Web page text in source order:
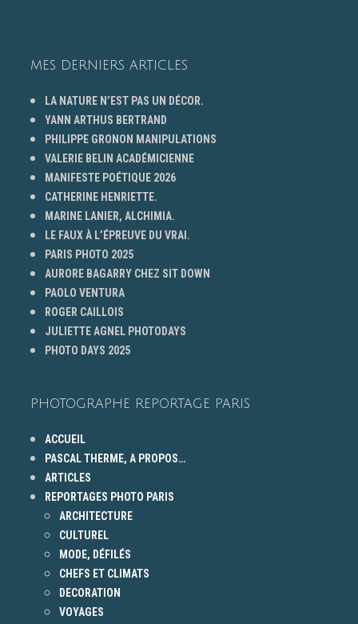
MES DERNIERS ARTICLES
LA NATURE N’EST PAS UN DÉCOR.
YANN ARTHUS BERTRAND
PHILIPPE GRONON MANIPULATIONS
VALERIE BELIN ACADÉMICIENNE
MANIFESTE POÉTIQUE 2026
CATHERINE HENRIETTE.
MARINE LANIER, ALCHIMIA.
LE FAUX À L’ÉPREUVE DU VRAI.
PARIS PHOTO 2025
AURORE BAGARRY CHEZ SIT DOWN
PAOLO VENTURA
ROGER CAILLOIS
JULIETTE AGNEL PHOTODAYS
PHOTO DAYS 2025
PHOTOGRAPHE REPORTAGE PARIS
ACCUEIL
PASCAL THERME, A PROPOS…
ARTICLES
REPORTAGES PHOTO PARIS
ARCHITECTURE
CULTUREL
MODE, DÉFILÉS
CHEFS ET CLIMATS
DECORATION
VOYAGES